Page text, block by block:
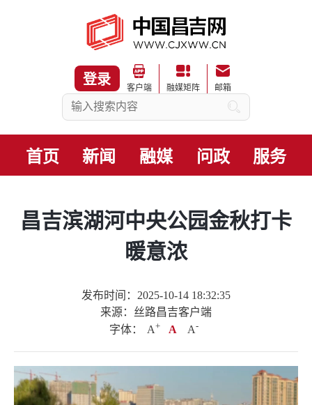
登录
客户端 融媒矩阵 邮箱
首页 新闻 融媒 问政 服务
昌吉滨湖河中央公园金秋打卡
暖意浓
发布时间：2025-10-14 18:32:35
来源：丝路昌吉客户端
字体：
A+ A A-